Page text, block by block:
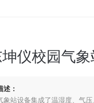
仪校园气象
述：
象站设备集成了温湿度、气